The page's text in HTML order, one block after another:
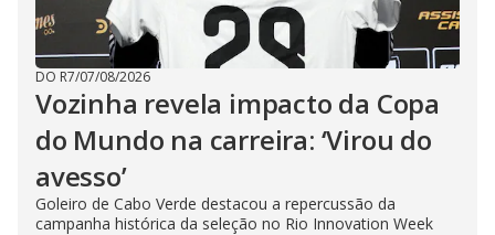
DO R7/07/08/2026
Vozinha revela impacto da Copa
do Mundo na carreira: ‘Virou do
avesso’
Goleiro de Cabo Verde destacou a repercussão da
campanha histórica da seleção no Rio Innovation Week